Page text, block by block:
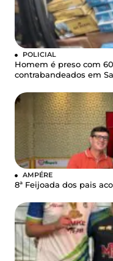
POLICIAL
Homem é preso com
contrabandeados em
AMPÉRE
8ª Feijoada dos pais